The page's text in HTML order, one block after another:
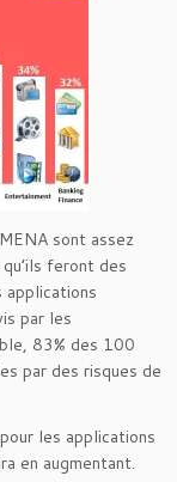
sont assez
feront des
applications
par les
83% des 100
par des risques de
les applications
en augmentant.